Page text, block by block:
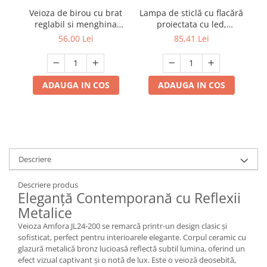
Multimetru Digital
Prelungitoare/Derulatoare
Starter/Droser
Triplu Stecher
Corpuri Led lineare
Feronerie
Butuc yala,Broaste usa,Lacat
Tablou si sigurante electrice
Veioza de birou cu brat
reglabil si menghina
inclusa, model MT-811
56,00 Lei
ADAUGA IN COS
Lampa de sticlă cu flacără
proiectata cu led,
reglabilă, cu senzor de
de noapte fără fir,
reincarcabilă pentru
dormitor, restaurant,
cafenea, lanternă de
85,41 Lei
ADAUGA IN COS
Descriere
Descriere produs
Eleganță Contemporană cu Reflexii
Metalice
Veioza Amfora JL24-200 se remarcă printr-un design clasic și
sofisticat, perfect pentru interioarele elegante. Corpul ceramic cu
glazură metalică bronz lucioasă reflectă subtil lumina, oferind un
efect vizual captivant și o notă de lux. Este o veioză deosebită,